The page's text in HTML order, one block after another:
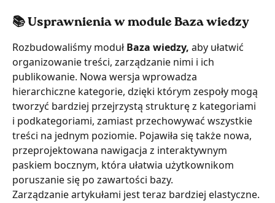
📚 Usprawnienia w module Baza wiedzy
Rozbudowaliśmy moduł Baza wiedzy, aby ułatwić
organizowanie treści, zarządzanie nimi i ich
publikowanie. Nowa wersja wprowadza
hierarchiczne kategorie, dzięki którym zespoły mogą
tworzyć bardziej przejrzystą strukturę z kategoriami
i podkategoriami, zamiast przechowywać wszystkie
treści na jednym poziomie. Pojawiła się także nowa,
przeprojektowana nawigacja z interaktywnym
paskiem bocznym, która ułatwia użytkownikom
poruszanie się po zawartości bazy.
Zarządzanie artykułami jest teraz bardziej elastyczne.